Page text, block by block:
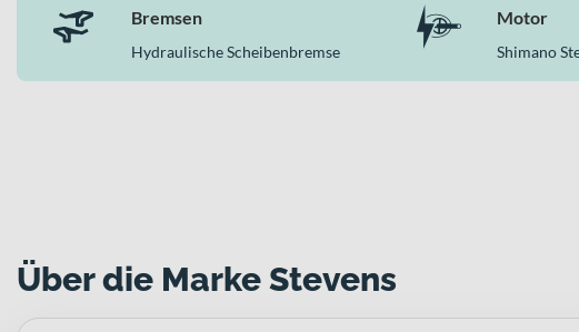
Bremsen
Hydraulische Scheibenbremse
Motor
Shimano
Über die Marke Stevens